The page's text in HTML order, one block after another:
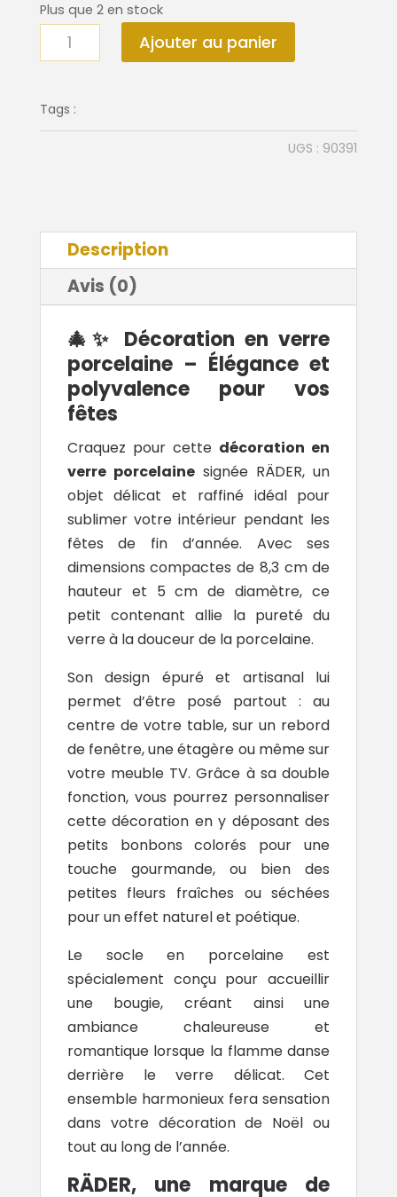
Plus que 2 en stock
quantité
de
en
verre
Ajouter au panier
Tags :
UGS : 90391
Description
Avis (0)
🎄✨ Décoration en verre
porcelaine – Élégance et
polyvalence pour vos
fêtes
Craquez pour cette décoration en
verre porcelainesignée RÄDER, un
objet délicat et raffiné idéal pour
sublimer votre intérieur pendant les
fêtes de fin d’année. Avec ses
dimensions compactes de 8,3 cm de
hauteur et 5 cm de diamètre, ce
petit contenant allie la pureté du
verre à la douceur de la porcelaine.
Son design épuré et artisanal lui
permet d’être posé partout : au
centre de votre table, sur un rebord
de fenêtre, une étagère ou même sur
votre meuble TV. Grâce à sa double
fonction, vous pourrez personnaliser
cette décoration en y déposant des
petits bonbons colorés pour une
touche gourmande, ou bien des
petites fleurs fraîches ou séchées
pour un effet naturel et poétique.
Le socle en porcelaine est
spécialement conçu pour accueillir
une bougie, créant ainsi une
ambiance chaleureuse et
romantique lorsque la flamme danse
derrière le verre délicat. Cet
ensemble harmonieux fera sensation
dans votre décoration de Noël ou
tout au long de l’année.
RÄDER, une marque de